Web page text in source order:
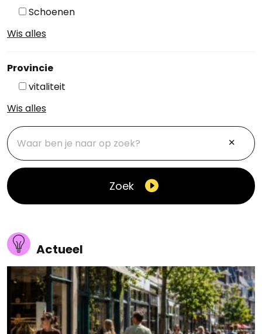
Schoenen
Wis alles
Provincie
vitaliteit
Wis alles
Zoek
Actueel